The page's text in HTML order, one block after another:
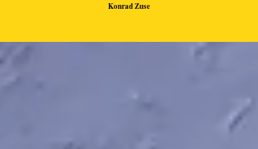
Konrad Zuse